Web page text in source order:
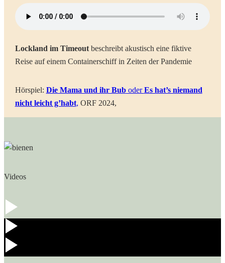
Lockland im Timeoutbeschreibt akustisch eine fiktive
Reise auf einem Containerschiff in Zeiten der Pandemie
Hörspiel: Die Mama und ihr BuboderEs hat’s niemand
nicht leicht g’habt, ORF 2024,
Videos